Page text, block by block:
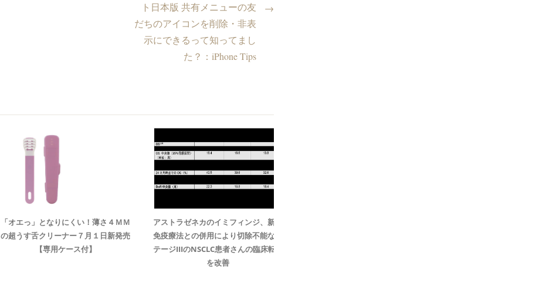
ト日本版 共有メニューの友
だちのアイコンを削除・非表
示にできるって知ってまし
た？：iPhone Tips
→
「オエっ」となりにくい！薄さ４ＭＭ
の超うす舌クリーナー７月１日新発売
【専用ケース付】
アストラゼネカのイミフィンジ、新規
免疫療法との併用により切除不能なス
テージIIIのNSCLC患者さんの臨床転帰
を改善